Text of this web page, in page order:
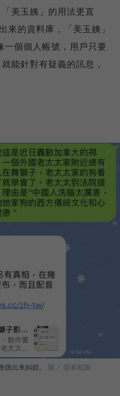
美玉姨」的用法更直
的資料庫，「美玉姨」
個個人帳號，用戶只要
能針對有疑義的訊息，
出來糾錯。 圖／ 螢幕截圖